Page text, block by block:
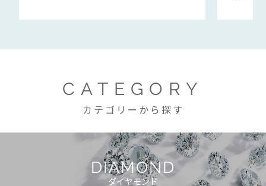
CATEGORY
カテゴリーから探す
DIAMOND
ダイヤモンド